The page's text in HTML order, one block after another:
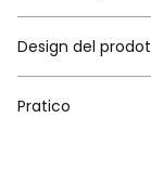
Design del
Pratico